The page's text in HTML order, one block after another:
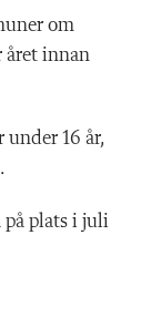
om
året innan
16 år,
på plats i juli